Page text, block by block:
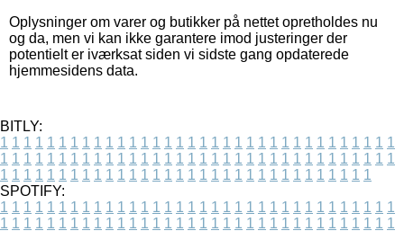
Oplysninger om varer og butikker på nettet opretholdes nu
og da, men vi kan ikke garantere imod justeringer der
potentielt er iværksat siden vi sidste gang opdaterede
hjemmesidens data.
BITLY:
1 1 1 1 1 1 1 1 1 1 1 1 1 1 1 1 1 1 1 1 1 1 1 1 1 1 1 1 1 1 1 1 1 1
1 1 1 1 1 1 1 1 1 1 1 1 1 1 1 1 1 1 1 1 1 1 1 1 1 1 1 1 1 1 1 1 1 1
1 1 1 1 1 1 1 1 1 1 1 1 1 1 1 1 1 1 1 1 1 1 1 1 1 1 1 1 1 1 1 1
SPOTIFY:
1 1 1 1 1 1 1 1 1 1 1 1 1 1 1 1 1 1 1 1 1 1 1 1 1 1 1 1 1 1 1 1 1 1
1 1 1 1 1 1 1 1 1 1 1 1 1 1 1 1 1 1 1 1 1 1 1 1 1 1 1 1 1 1 1 1 1 1